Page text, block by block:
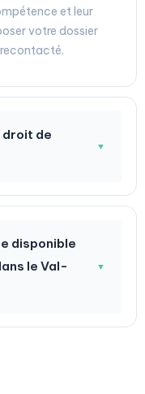
et leur
votre dossier
droit de
▼
disponible
le Val-
▼